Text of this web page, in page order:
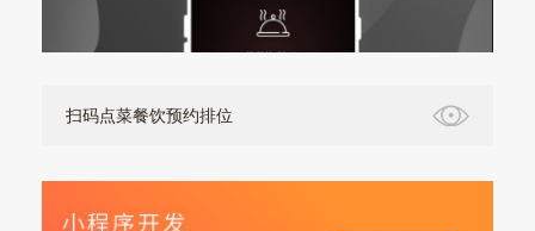
扫码点菜餐饮预约排位